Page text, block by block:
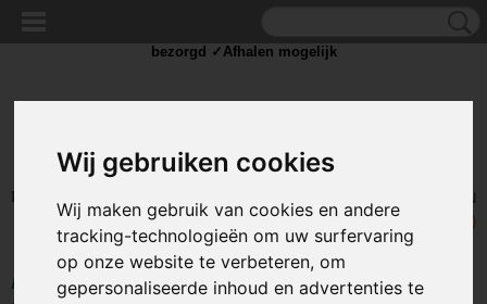
Wij gebruiken cookies
Wij maken gebruik van cookies en andere
tracking-technologieën om uw surfervaring
op onze website te verbeteren, om
gepersonaliseerde inhoud en advertenties te
Inloggen
UW WINKELWAGEN
Geen producten
(0)
Home >STROOM>Schakelaars>Standaard schakelaar>200V+
bezorgd ✓Afhalen mogelijk